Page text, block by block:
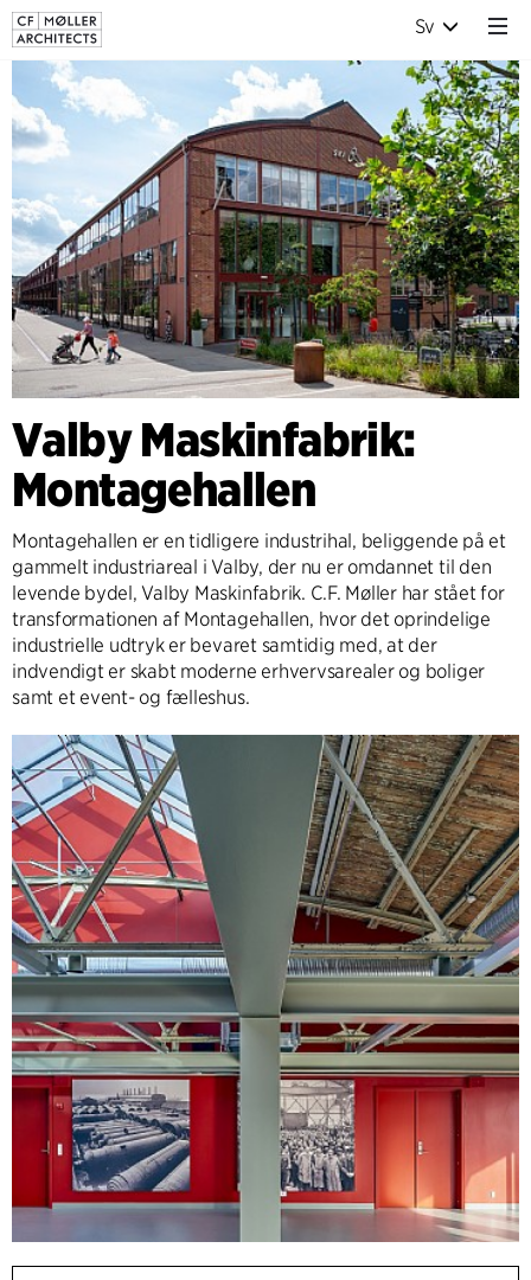
Sv
Valby Maskinfabrik:
Montagehallen
Montagehallen er en tidligere industrihal, beliggende på et
gammelt industriareal i Valby, der nu er omdannet til den
levende bydel, Valby Maskinfabrik. C.F. Møller har stået for
transformationen af Montagehallen, hvor det oprindelige
industrielle udtryk er bevaret samtidig med, at der
indvendigt er skabt moderne erhvervsarealer og boliger
samt et event- og fælleshus.